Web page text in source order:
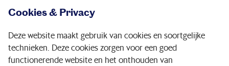
Cookies & Privacy
Deze website maakt gebruik van cookies en soortgelijke
technieken. Deze cookies zorgen voor een goed
functionerende website en het onthouden van
Pensioenconsulenten
Digitale post